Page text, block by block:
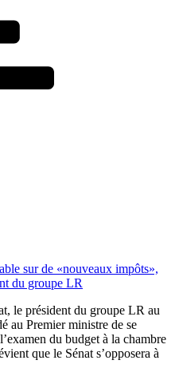
sur de «nouveaux impôts»,
du groupe LR
le président du groupe LR au
au Premier ministre de se
du budget à la chambre
que le Sénat s’opposera à